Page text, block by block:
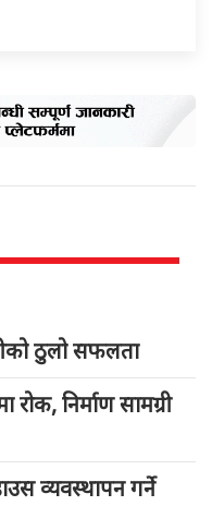
ठुलो सफलता
निर्माण सामग्री
व्यवस्थापन गर्ने